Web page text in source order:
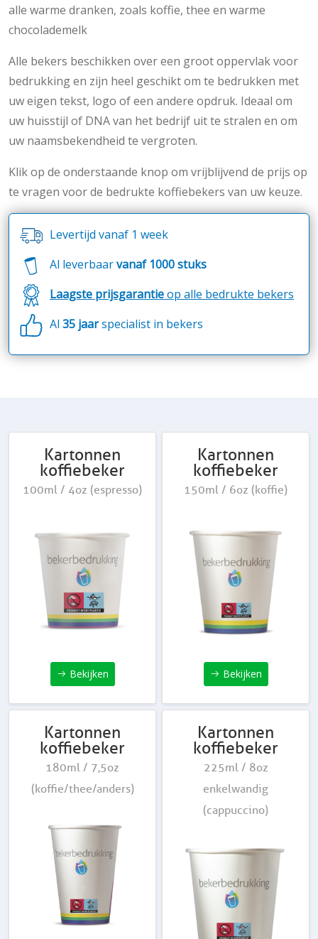
alle warme dranken, zoals koffie, thee en warme
chocolademelk
Alle bekers beschikken over een groot oppervlak voor
bedrukking en zijn heel geschikt om te bedrukken met
uw eigen tekst, logo of een andere opdruk. Ideaal om
uw huisstijl of DNA van het bedrijf uit te stralen en om
uw naamsbekendheid te vergroten.
Klik op de onderstaande knop om vrijblijvend de prijs op
te vragen voor de bedrukte koffiebekers van uw keuze.
Levertijd vanaf 1 week
Al leverbaarvanaf 1000 stuks
Laagste prijsgarantieop alle bedrukte bekers
Al 35 jaarspecialist in bekers
Kartonnen
koffiebeker
100ml / 4oz (espresso)
Bekijken
Kartonnen
koffiebeker
150ml / 6oz (koffie)
Bekijken
Kartonnen
koffiebeker
180ml / 7,5oz
(koffie/thee/anders)
Kartonnen
koffiebeker
225ml / 8oz
enkelwandig
(cappuccino)